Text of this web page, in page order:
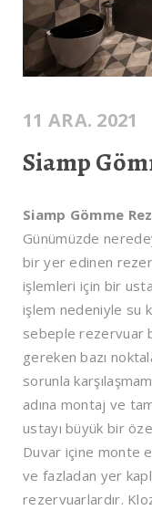
11 ARA. 2021
Siamp
Siamp Gömme
Günümüzde
bir yer edinen
işlemleri için bir
işlem nedeniyle su
sebeple rezervuar
gereken bazı
sorunla
adına montaj ve
ustayı büyük bir
Duvar içine monte
ve fazladan yer
rezervuarlardır.